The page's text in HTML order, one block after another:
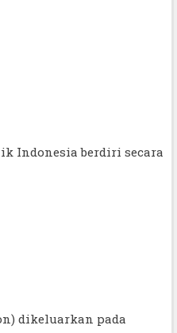
Indonesia berdiri secara
dikeluarkan pada